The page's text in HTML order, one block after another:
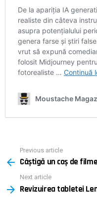
more
Previous article
Câștigă un coș de
Next article
Revizuirea tabletei